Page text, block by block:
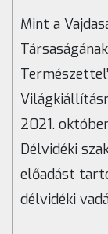
Mint a
2021.
Délvidéki
előadást
délvidéki